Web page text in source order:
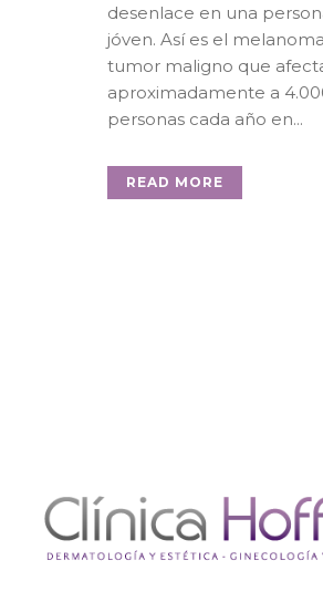
desenlace en una
jóven. Así es el
tumor maligno que
aproximadamente a
personas cada año en...
READ MORE